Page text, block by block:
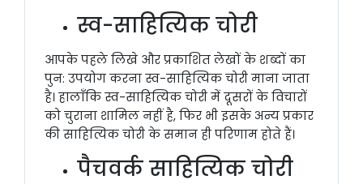
स्व-साहित्यिक चोरी
आपके पहले लिखे और प्रकाशित लेखों के शब्दों का
पुन: उपयोग करना स्व-साहित्यिक चोरी माना जाता
है। हालाँकि स्व-साहित्यिक चोरी में दूसरों के विचारों
को चुराना शामिल नहीं है, फिर भी इसके अन्य प्रकार
की साहित्यिक चोरी के समान ही परिणाम होते हैं।
पैचवर्क साहित्यिक चोरी